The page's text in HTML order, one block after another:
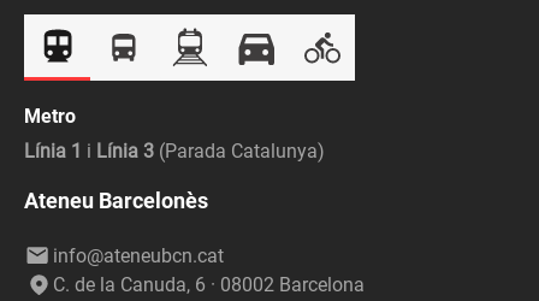
Metro
Línia 1 i Línia 3 (Parada Catalunya)
Ateneu Barcelonès
info@ateneubcn.cat
C. de la Canuda, 6 · 08002 Barcelona